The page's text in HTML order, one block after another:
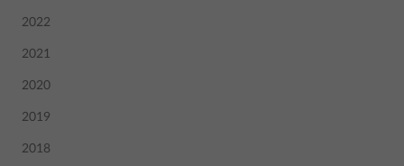
2022
2021
2020
2019
2018